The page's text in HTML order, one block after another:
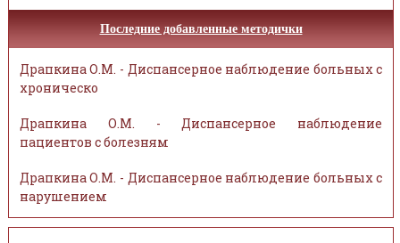
Последние добавленные методички
Драпкина О.М. - Диспансерное наблюдение больных с
хроническо
Драпкина О.М. - Диспансерное наблюдение
пациентов с болезням
Драпкина О.М. - Диспансерное наблюдение больных с
нарушением